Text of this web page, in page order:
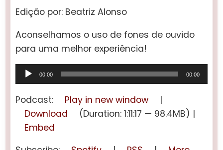
Edição por: Beatriz Alonso
Aconselhamos o uso de fones de ouvido
para uma melhor experiência!
Tocador
de
áudio
00:00 00:00
Podcast: Play in new window
|
Download
(Duration: 1:11:17 — 98.4MB) |
Embed